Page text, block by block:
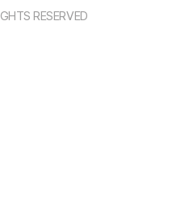
RESERVED